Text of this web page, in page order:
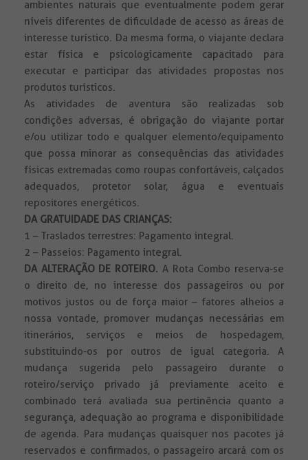
ambientes naturais que eventualmente podem gerar
níveis diferentes de dificuldade de acesso as áreas de
interesse turístico. Da mesma forma, o viajante declara
estar física e psicologicamente capacitado para
executar e participar das atividades propostas nos
produtos turísticos.
As atividades de aventura são realizadas sob
condições adversas, é obrigação do viajante portar
e/ou utilizar todo e qualquer elemento/equipamento
que possa minorar as consequências das atividades
físicas extremadas como roupas confortáveis, calçados
adequados, protetor solar, água e eventuais
repositores energéticos.
DA GRATUIDADE DAS CRIANÇAS:
1 – Traslados terrestres: Pagamento integral.
2 – Passeios: Pagamento integral.
DA ALTERAÇÃO DE ROTEIRO. A Rota Combo reserva-se
o direito de, no interesse dos passageiros ou por
motivos justos ou de força maior – fatores alheios a
nossa vontade, promover mudanças necessárias em
itinerários, serviços e meios de hospedagem,
substituindo-os por outros de igual categoria. A
mudança sugerida pelo passageiro durante o
roteiro/serviço privado já previamente aceito e
combinado terá avaliada sua pertinência quanto a
segurança, adequação ao programa e disponibilidade
de agenda. Para mudanças quaisquer nos pacotes já
reservados e confirmados, o passageiro arcará com os